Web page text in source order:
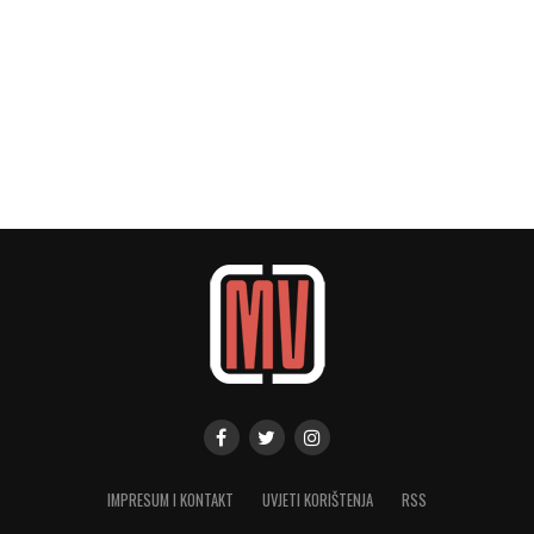
IMPRESUM I KONTAKT UVJETI KORIŠTENJA RSS